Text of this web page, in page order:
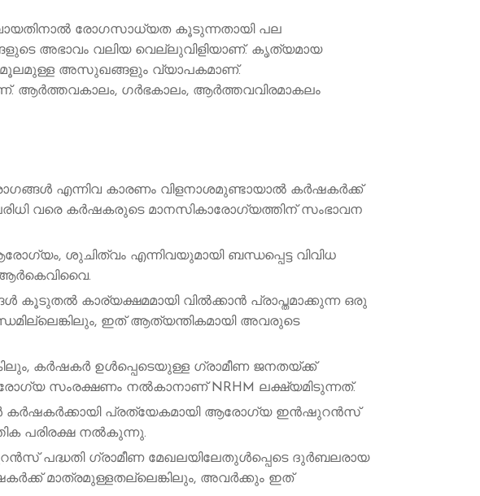
രോഗസാധ്യത കൂടുന്നതായി പല
അഭാവം വലിയ വെല്ലുവിളിയാണ്. കൃത്യമായ
അസുഖങ്ങളും വ്യാപകമാണ്.
ആര്‍ത്തവകാലം, ഗര്‍ഭകാലം, ആര്‍ത്തവവിരമാകലം
എന്നിവ കാരണം വിളനാശമുണ്ടായാൽ കർഷകർക്ക്
വരെ കര്‍ഷകരുടെ മാനസികാരോഗ്യത്തിന് സംഭാവന
ശുചിത്വം എന്നിവയുമായി ബന്ധപ്പെട്ട വിവിധ
ആർകെവിവൈ.
കൂടുതൽ കാര്യക്ഷമമായി വിൽക്കാൻ പ്രാപ്തമാക്കുന്ന ഒരു
ഇത് ആത്യന്തികമായി അവരുടെ
കർഷകർ ഉൾപ്പെടെയുള്ള ഗ്രാമീണ ജനതയ്ക്ക്
സംരക്ഷണം നൽകാനാണ് NRHM ലക്ഷ്യമിടുന്നത്.
പ്രത്യേകമായി ആരോഗ്യ ഇൻഷുറൻസ്
പരിരക്ഷ നൽകുന്നു.
ഗ്രാമീണ മേഖലയിലേതുൾപ്പെടെ ദുർബലരായ
മാത്രമുള്ളതല്ലെങ്കിലും, അവർക്കും ഇത്